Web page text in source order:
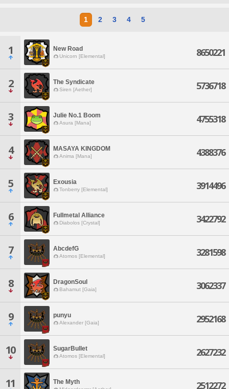
1 2 3 4 5
1 New Road
Unicorn [Elemental] 8650221
2 The Syndicate
Siren [Aether] 5736718
3 Julie No.1 Boom
Asura [Mana] 4755318
4 MASAYA KINGDOM
Anima [Mana] 4388376
5 Exousia
Tonberry [Elemental] 3914496
6 Fullmetal Alliance
Diabolos [Crystal] 3422792
7 AbcdefG
Atomos [Elemental] 3281598
8 DragonSoul
Bahamut [Gaia] 3062337
9 punyu
Alexander [Gaia] 2952168
10 SugarBullet
Atomos [Elemental] 2627232
11 The Myth 2512272